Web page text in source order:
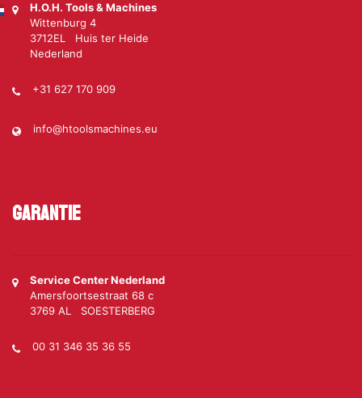
H.O.H. Tools & Machines
Wittenburg 4
3712EL Huis ter Heide
Nederland
+31 627 170 909
info@htoolsmachines.eu
Garantie
Service Center Nederland
Amersfoortsestraat 68 c
3769 AL SOESTERBERG
00 31 346 35 36 55